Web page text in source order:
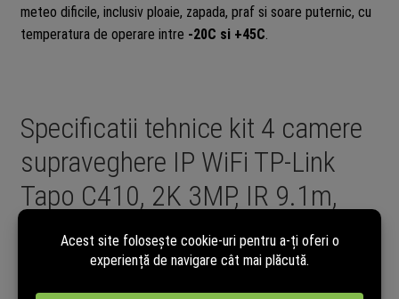
meteo dificile, inclusiv ploaie, zapada, praf si soare puternic, cu
temperatura de operare intre -20C si +45C.
Specificatii tehnice kit 4 camere
supraveghere IP WiFi TP-Link
Tapo C410, 2K 3MP, IR 9.1m,
lentila fixa 3.17mm, microfon si
difuzor, alarma sonora, baterie